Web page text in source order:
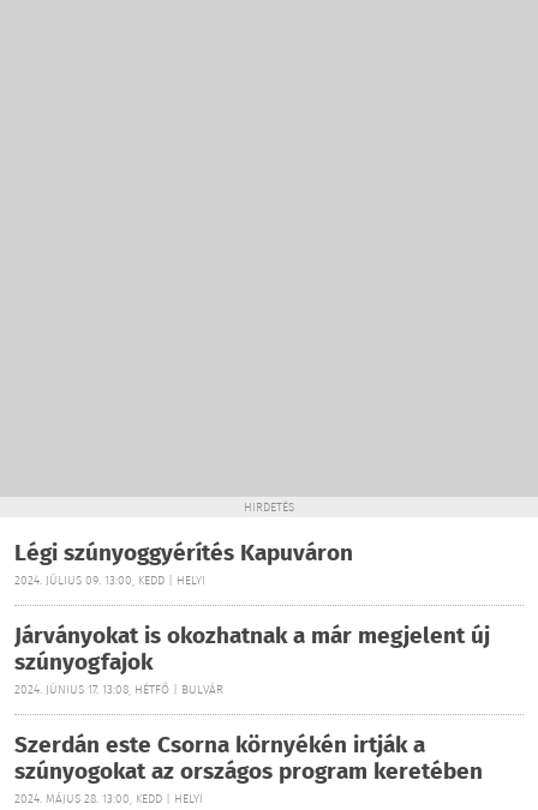
HIRDETÉS
Légi szúnyoggyérítés Kapuváron
2024. JÚLIUS 09. 13:00, KEDD | HELYI
Járványokat is okozhatnak a már megjelent új
szúnyogfajok
2024. JÚNIUS 17. 13:08, HÉTFŐ | BULVÁR
Szerdán este Csorna környékén irtják a
szúnyogokat az országos program keretében
2024. MÁJUS 28. 13:00, KEDD | HELYI